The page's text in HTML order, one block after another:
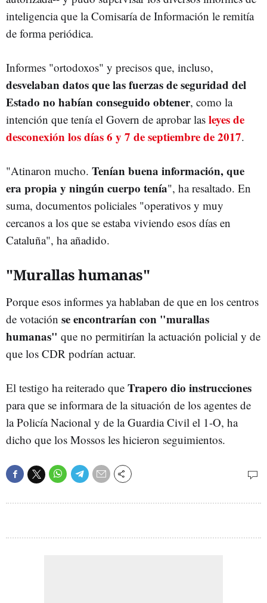
inteligencia que la Comisaría de Información le remitía
de forma periódica.
Informes "ortodoxos" y precisos que, incluso,
desvelaban datos que las fuerzas de seguridad del
Estado no habían conseguido obtener, como la
intención que tenía el Govern de aprobar las leyes de
desconexión los días 6 y 7 de septiembre de 2017.
"Atinaron mucho. Tenían buena información, que
era propia y ningún cuerpo tenía", ha resaltado. En
suma, documentos policiales "operativos y muy
cercanos a los que se estaba viviendo esos días en
Cataluña", ha añadido.
"Murallas humanas"
Porque esos informes ya hablaban de que en los centros
de votación se encontrarían con "murallas
humanas" que no permitirían la actuación policial y de
que los CDR podrían actuar.
El testigo ha reiterado que Trapero dio instrucciones
para que se informara de la situación de los agentes de
la Policía Nacional y de la Guardia Civil el 1-O, ha
dicho que los Mossos les hicieron seguimientos.